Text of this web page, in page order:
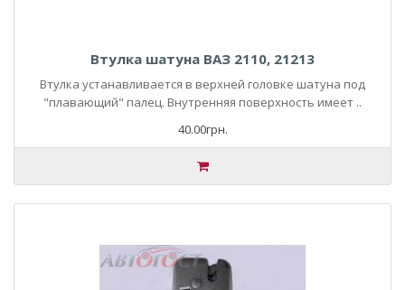
Втулка шатуна ВАЗ 2110, 21213
Втулка устанавливается в верхней головке шатуна под
"плавающий" палец. Внутренняя поверхность имеет ..
40.00грн.